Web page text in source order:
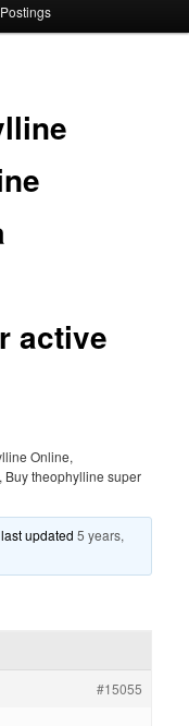
active
Online,
theophylline super
last updated5 years,
#15055